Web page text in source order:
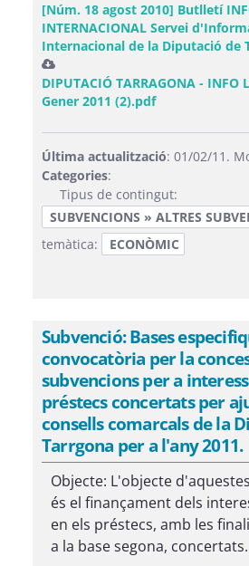
[Núm. 18 agost 2010] Butlletí
INTERNACIONAL Servei
Internacional de la Diputació de
DIPUTACIÓ TARRAGONA - INFO
Gener 2011 (2).pdf
Última actualització: 01/02/11.
Categories:
Tipus de contingut:
SUBVENCIONS » ALTRES
temàtica:
ECONÒMIC
Subvenció: Bases
convocatòria per la
subvencions per a
préstecs concertats per
consells comarcals de la
Tarrgona per a l'any 2011.
Objecte: L'objecte
és el finançament dels
en els préstecs, amb les
a la base segona,